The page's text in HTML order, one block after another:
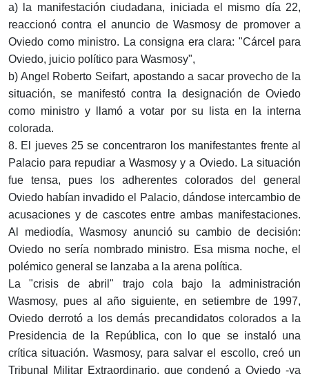
a) la manifestación ciudadana, iniciada el mismo día 22,
reaccionó contra el anuncio de Wasmosy de promover a
Oviedo como ministro. La consigna era clara: "Cárcel para
Oviedo, juicio político para Wasmosy",
b) Angel Roberto Seifart, apostando a sacar provecho de la
situación, se manifestó contra la designación de Oviedo
como ministro y llamó a votar por su lista en la interna
colorada.
8. El jueves 25 se concentraron los manifestantes frente al
Palacio para repudiar a Wasmosy y a Oviedo. La situación
fue tensa, pues los adherentes colorados del general
Oviedo habían invadido el Palacio, dándose intercambio de
acusaciones y de cascotes entre ambas manifestaciones.
Al mediodía, Wasmosy anunció su cambio de decisión:
Oviedo no sería nombrado ministro. Esa misma noche, el
polémico general se lanzaba a la arena política.
La "crisis de abril" trajo cola bajo la administración
Wasmosy, pues al año siguiente, en setiembre de 1997,
Oviedo derrotó a los demás precandidatos colorados a la
Presidencia de la República, con lo que se instaló una
crítica situación. Wasmosy, para salvar el escollo, creó un
Tribunal Militar Extraordinario, que condenó a Oviedo -ya